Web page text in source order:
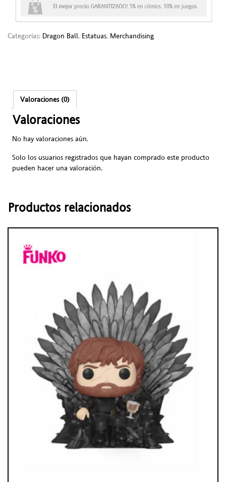
Categorías: Dragon Ball, Estatuas, Merchandising
Valoraciones (0)
Valoraciones
No hay valoraciones aún.
Solo los usuarios registrados que hayan comprado este producto
pueden hacer una valoración.
Productos relacionados